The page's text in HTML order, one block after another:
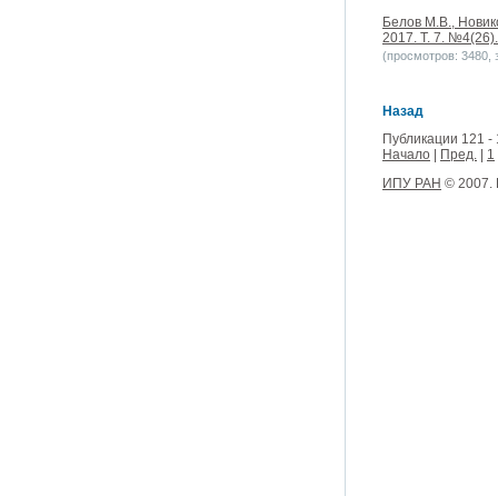
Белов М.В.,
2017. Т. 7.
(просмотров: 3480,
Назад
Публикации 121 -
Начало
Пред.
1
ИПУ РАН © 2007.